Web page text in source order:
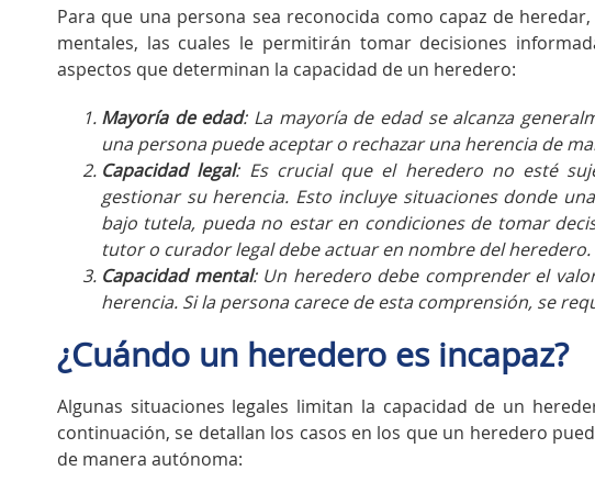
Para que una persona sea reconocida como capaz de
mentales, las cuales le permitirán tomar decisiones
aspectos que determinan la capacidad de un heredero:
Mayoría de edad: La mayoría de edad se alcanza
una persona puede aceptar o rechazar una herencia de
Capacidad legal: Es crucial que el heredero no esté
gestionar su herencia. Esto incluye situaciones donde
bajo tutela, pueda no estar en condiciones de tomar
tutor o curador legal debe actuar en nombre del heredero.
Capacidad mental: Un heredero debe comprender el
herencia. Si la persona carece de esta comprensión, se
¿Cuándo un heredero es incapaz?
Algunas situaciones legales limitan la capacidad de un
continuación, se detallan los casos en los que un heredero
de manera autónoma: